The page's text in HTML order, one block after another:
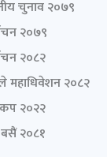
चुनाव २०७९
२०७९
२०८२
महाधिवेशन २०८२
२०२२
२०८१